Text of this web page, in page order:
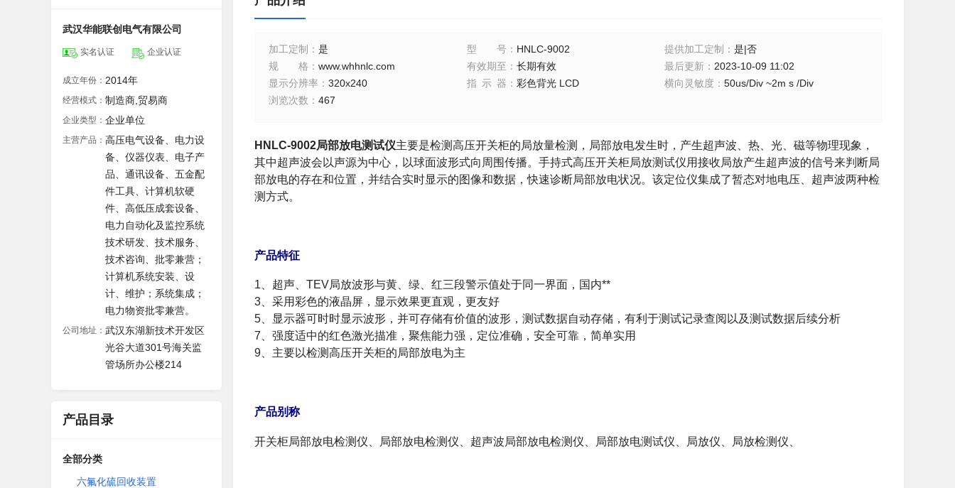
武汉华能联创电气有限公司
实名认证 企业认证
成立年份： 2014年
经营模式： 制造商,贸易商
企业类型： 企业单位
主营产品： 高压电气设备、电力设
备、仪器仪表、电子产
品、通讯设备、五金配
件工具、计算机软硬
件、高低压成套设备、
电力自动化及监控系统
技术研发、技术服务、
技术咨询、批零兼营；
计算机系统安装、设
计、维护；系统集成；
电力物资批零兼营。
公司地址： 武汉东湖新技术开发区
光谷大道301号海关监
管场所办公楼214
产品目录
全部分类
六氟化硫回收装置
加工定制 ： 是 型号： HNLC-9002 提供加工定制 ：是|否
规格 ： www.whhnlc.com 有效期至 ： 长期有效 最后更新 ： 2023-10-09 11:02
显示分辨率 ： 320x240 指示器 ： 彩色背光 LCD 横向灵敏度 ：50us/Div ~2m s /Div
浏览次数 ： 467
HNLC-9002局部放电测试仪主要是检测高压开关柜的局放量检测，局部放电发生时，产生超声波、热、光、磁等物理现象，
其中超声波会以声源为中心，以球面波形式向周围传播。手持式高压开关柜局放测试仪用接收局放产生超声波的信号来判断局
部放电的存在和位置，并结合实时显示的图像和数据，快速诊断局部放电状况。该定位仪集成了暂态对地电压、超声波两种检
测方式。
产品特征
1、超声、TEV局放波形与黄、绿、红三段警示值处于同一界面，国内**
3、采用彩色的液晶屏，显示效果更直观，更友好
5、显示器可时时显示波形，并可存储有价值的波形，测试数据自动存储，有利于测试记录查阅以及测试数据后续分析
7、强度适中的红色激光描准，聚焦能力强，定位准确，安全可靠，简单实用
9、主要以检测高压开关柜的局部放电为主
产品别称
开关柜局部放电检测仪、局部放电检测仪、超声波局部放电检测仪、局部放电测试仪、局放仪、局放检测仪、